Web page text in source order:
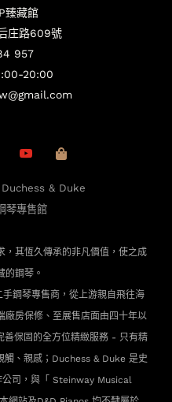
臻藏館
庄路609號
957
20:00
Duchess & Duke
琴專售館
，其恆久傳承的非凡價值，使之成
的鋼琴。
鋼琴專售商，從上游親自飛往海
廠房保修、至展售店面由四十年以
善保固的全方位精緻服務 - 只有精
觸、親感；Duchess & Duke 是史
公司，與「 Steinway Musical